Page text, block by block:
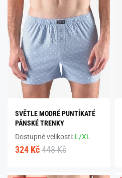
SVĚTLE MODRÉ PUNTÍKATÉ
PÁNSKÉ TRENKY
Dostupné velikosti: L/XL
324 Kč 448 Kč